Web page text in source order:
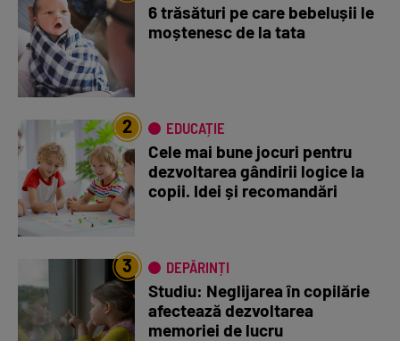
6 trăsături pe care bebelușii le
moștenesc de la tata
2 EDUCAȚIE
Cele mai bune jocuri pentru
dezvoltarea gândirii logice la
copii. Idei și recomandări
3 DEPĂRINȚI
Studiu: Neglijarea în copilărie
afectează dezvoltarea
memoriei de lucru